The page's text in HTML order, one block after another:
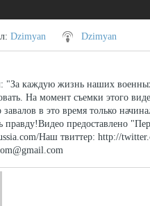
: Dzimyan Dzimyan
"За каждую жизнь наших
На момент съемки этого
в это время только
предоставлено
Наш твиттер: http://